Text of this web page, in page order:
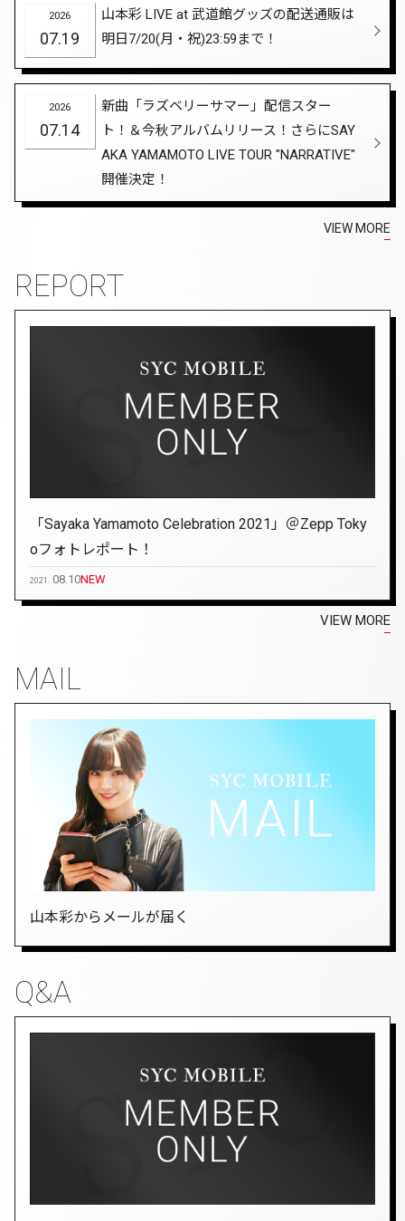
2026
07.19
山本彩 LIVE at 武道館グッズの配送通販は
明日7/20(月・祝)23:59まで！
2026
07.14
新曲「ラズベリーサマー」配信スター
ト！＆今秋アルバムリリース！さらにSAY
AKA YAMAMOTO LIVE TOUR "NARRATIVE"
開催決定！
VIEW MORE
REPORT
「Sayaka Yamamoto Celebration 2021」＠Zepp Toky
oフォトレポート！
2021. 08.10NEW
VIEW MORE
MAIL
山本彩からメールが届く
Q&A